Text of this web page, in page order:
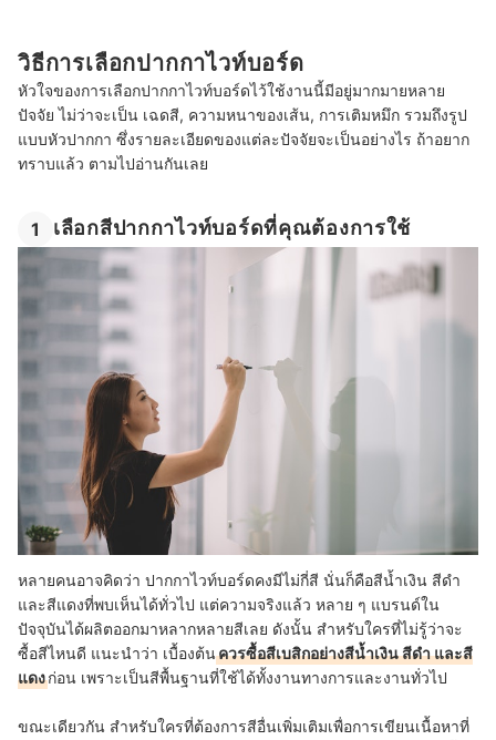
วิธีการเลือกปากกาไวท์บอร์ด
หัวใจของการเลือกปากกาไวท์บอร์ดไว้ใช้งานนี้มีอยู่มากมายหลาย
ปัจจัย ไม่ว่าจะเป็น เฉดสี, ความหนาของเส้น, การเติมหมึก รวมถึงรูป
แบบหัวปากกา ซึ่งรายละเอียดของแต่ละปัจจัยจะเป็นอย่างไร ถ้าอยาก
ทราบแล้ว ตามไปอ่านกันเลย
1 เลือกสีปากกาไวท์บอร์ดที่คุณต้องการใช้
หลายคนอาจคิดว่า ปากกาไวท์บอร์ดคงมีไม่กี่สี นั่นก็คือสีน้ำเงิน สีดำ
และสีแดงที่พบเห็นได้ทั่วไป แต่ความจริงแล้ว หลาย ๆ แบรนด์ใน
ปัจจุบันได้ผลิตออกมาหลากหลายสีเลย ดังนั้น สำหรับใครที่ไม่รู้ว่าจะ
ซื้อสีไหนดี แนะนำว่า เบื้องต้นควรซื้อสีเบสิกอย่างสีน้ำเงิน สีดำ และสี
แดงก่อน เพราะเป็นสีพื้นฐานที่ใช้ได้ทั้งงานทางการและงานทั่วไป
ขณะเดียวกัน สำหรับใครที่ต้องการสีอื่นเพิ่มเติมเพื่อการเขียนเนื้อหาที่